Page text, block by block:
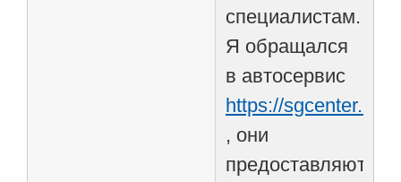
специалистам.
Я обращался
в автосервис
https://sgcenter.ru
, они
предоставляют